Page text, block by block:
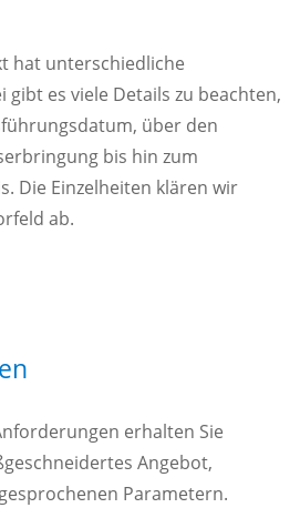
hat unterschiedliche
es viele Details zu beachten,
über den
bis hin zum
Die Einzelheiten klären wir
ab.
erhalten Sie
Angebot,
Parametern.